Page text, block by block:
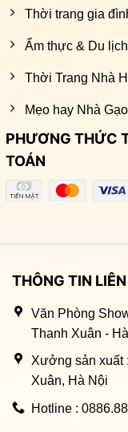
Thời trang gia
Ẩm thực & Du lịch
Thời Trang Nhà
Mẹo hay Nhà Gạo
PHƯƠNG THỨC
TOÁN
THÔNG TIN LIÊN
Văn Phòng
Thanh Xuân -
Xưởng sản xuất
Xuân, Hà Nội
Hotline :